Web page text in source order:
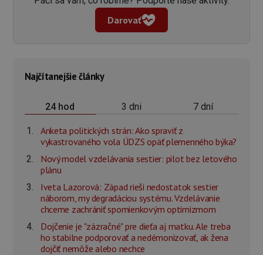
Darovať
Najčítanejšie články
24 hod 3 dni 7 dní
Anketa politických strán: Ako spraviť z
vykastrovaného vola ÚDZS opäť plemenného býka?
Nový model vzdelávania sestier: pilot bez letového
plánu
Iveta Lazorová: Západ rieši nedostatok sestier
náborom, my degradáciou systému. Vzdelávanie
chceme zachrániť spomienkovým optimizmom
Dojčenie je "zázračné" pre dieťa aj matku. Ale treba
ho stabilne podporovať a nedémonizovať, ak žena
dojčiť nemôže alebo nechce